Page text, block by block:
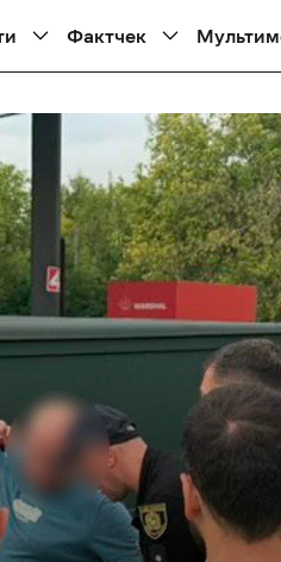
Фактчек